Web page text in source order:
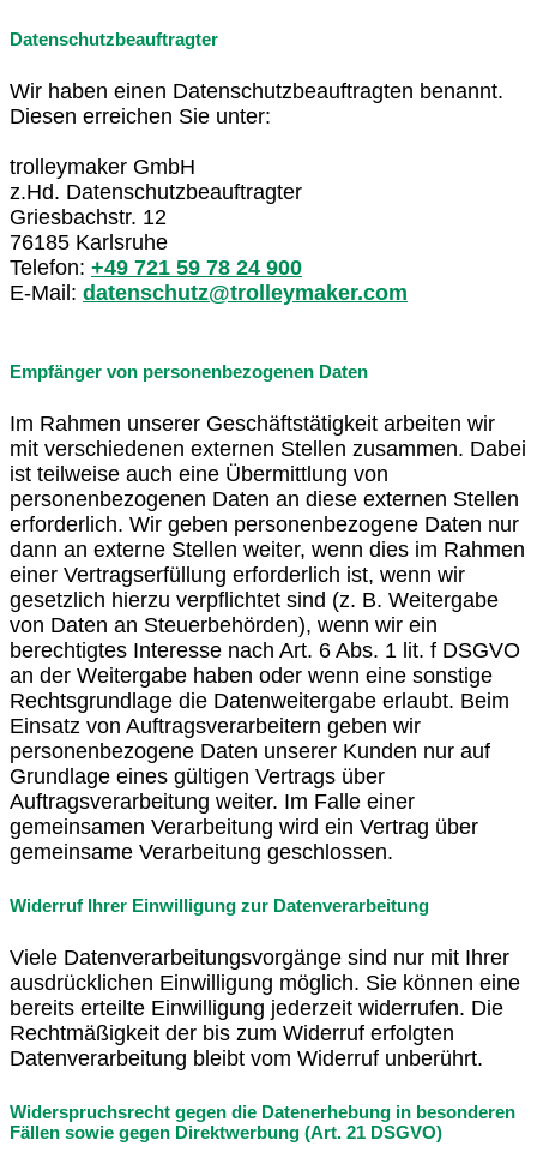
Datenschutzbeauftragter
Wir haben einen Datenschutzbeauftragten benannt.
Diesen erreichen Sie unter:
trolleymaker GmbH
z.Hd. Datenschutzbeauftragter
Griesbachstr. 12
76185 Karlsruhe
Telefon: +49 721 59 78 24 900
E-Mail: datenschutz@trolleymaker.com
Empfänger von personenbezogenen Daten
Im Rahmen unserer Geschäftstätigkeit arbeiten wir
mit verschiedenen externen Stellen zusammen. Dabei
ist teilweise auch eine Übermittlung von
personenbezogenen Daten an diese externen Stellen
erforderlich. Wir geben personenbezogene Daten nur
dann an externe Stellen weiter, wenn dies im Rahmen
einer Vertragserfüllung erforderlich ist, wenn wir
gesetzlich hierzu verpflichtet sind (z. B. Weitergabe
von Daten an Steuerbehörden), wenn wir ein
berechtigtes Interesse nach Art. 6 Abs. 1 lit. f DSGVO
an der Weitergabe haben oder wenn eine sonstige
Rechtsgrundlage die Datenweitergabe erlaubt. Beim
Einsatz von Auftragsverarbeitern geben wir
personenbezogene Daten unserer Kunden nur auf
Grundlage eines gültigen Vertrags über
Auftragsverarbeitung weiter. Im Falle einer
gemeinsamen Verarbeitung wird ein Vertrag über
gemeinsame Verarbeitung geschlossen.
Widerruf Ihrer Einwilligung zur Datenverarbeitung
Viele Datenverarbeitungsvorgänge sind nur mit Ihrer
ausdrücklichen Einwilligung möglich. Sie können eine
bereits erteilte Einwilligung jederzeit widerrufen. Die
Rechtmäßigkeit der bis zum Widerruf erfolgten
Datenverarbeitung bleibt vom Widerruf unberührt.
Widerspruchsrecht gegen die Datenerhebung in besonderen
Fällen sowie gegen Direktwerbung (Art. 21 DSGVO)